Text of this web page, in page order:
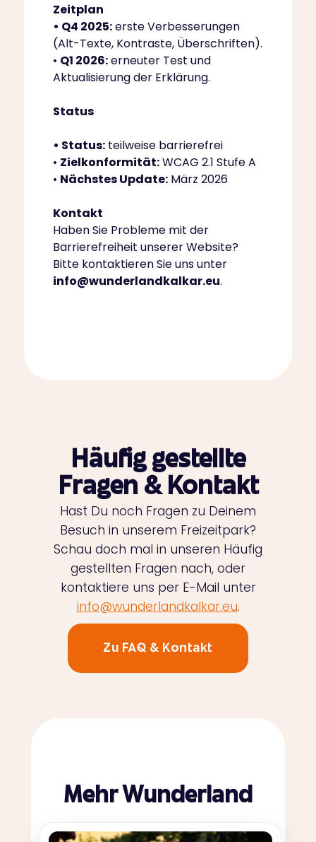
Zeitplan
• Q4 2025:erste Verbesserungen
(Alt-Texte, Kontraste, Überschriften).
• Q1 2026:erneuter Test und
Aktualisierung der Erklärung.
Status
• Status: teilweise barrierefrei
• Zielkonformität:WCAG 2.1 Stufe A
• Nächstes Update: März 2026
Kontakt
Haben Sie Probleme mit der
Barrierefreiheit unserer Website?
Bitte kontaktieren Sie uns unter
info@wunderlandkalkar.eu.
Häufig gestellte
Fragen & Kontakt
Hast Du noch Fragen zu Deinem
Besuch in unserem Freizeitpark?
Schau doch mal in unseren Häufig
gestellten Fragen nach, oder
kontaktiere uns per E-Mail unter
info@wunderlandkalkar.eu.
Zu FAQ & Kontakt
Mehr Wunderland